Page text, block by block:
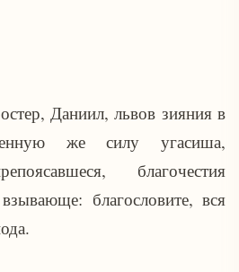
Даниил, львов зияния в
же силу угасиша,
благочестия
благословите, вся